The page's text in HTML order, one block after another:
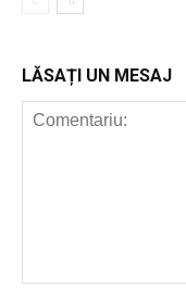
LĂSAȚI UN MESAJ